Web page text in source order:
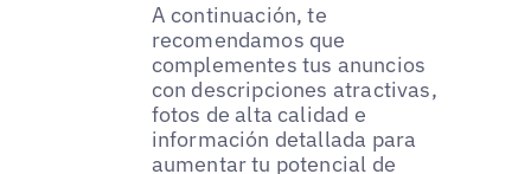
A continuación, te
recomendamos que
complementes tus anuncios
con descripciones atractivas,
fotos de alta calidad e
información detallada para
aumentar tu potencial de